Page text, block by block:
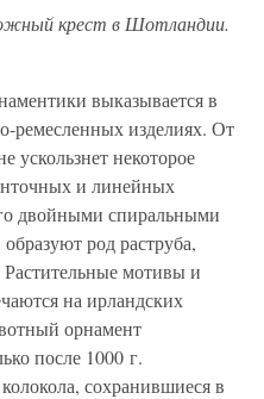
крест в Шотландии.
выказывается в
ремесленных изделиях. От
ускользнет некоторое
и линейных
двойными спиральными
род раструба,
Растительные мотивы и
на ирландских
орнамент
после 1000 г.
сохранившиеся в